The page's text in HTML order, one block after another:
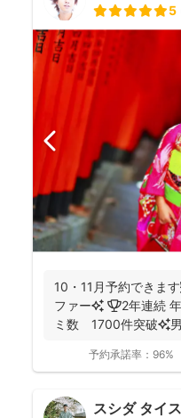
5
10・11月予約できま
ファー✨ 🏆2年連続 年間撮影数 全国1位✨ 🥇口コ
ミ数 1700件突破✨
予約承諾率： 96%
スシダ タイ